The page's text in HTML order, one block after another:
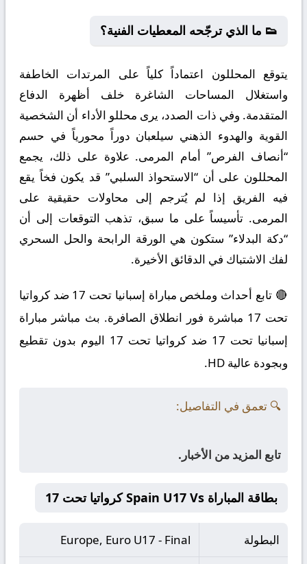
👟 ما الذي ترجّحه المعطيات الفنية؟
يتوقع المحللون اعتماداً كلياً على المرتدات الخاطفة
واستغلال المساحات الشاغرة خلف أظهرة الدفاع
المتقدمة. وفي ذات الصدد، يرى محللو الأداء أن الشخصية
القوية والهدوء الذهني سيلعبان دوراً محورياً في حسم
“أنصاف الفرص” أمام المرمى. علاوة على ذلك، يجمع
المحللون على أن “الاستحواذ السلبي” قد يكون فخاً يقع
فيه الفريق إذا لم يُترجم إلى محاولات حقيقية على
المرمى. تأسيساً على ما سبق، تذهب التوقعات إلى أن
“دكة البدلاء” ستكون هي الورقة الرابحة والحل السحري
لفك الاشتباك في الدقائق الأخيرة.
🔴 تابع أحداث وملخص مباراة إسبانيا تحت 17 ضد كرواتيا
تحت 17 مباشرة فور انطلاق الصافرة. بث مباشر مباراة
إسبانيا تحت 17 ضد كرواتيا تحت 17 اليوم بدون تقطيع
وبجودة عالية HD.
🔍 تعمق في التفاصيل:
تابع المزيد من الأخبار.
بطاقة المباراة Spain U17 Vs كرواتيا تحت 17
البطولة Europe, Euro U17 - Final